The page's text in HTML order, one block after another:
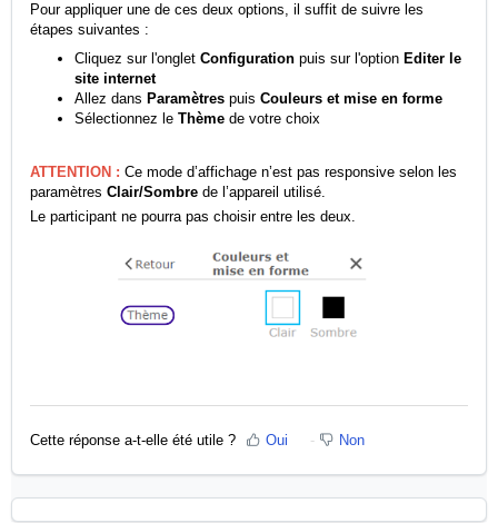
Pour appliquer une de ces deux options, il suffit de suivre les
étapes suivantes :
Cliquez sur l'onglet Configuration puis sur l'option Editer le
site internet
Allez dans Paramètres puis Couleurs et mise en forme
Sélectionnez le Thème de votre choix
ATTENTION : Ce mode d’affichage n’est pas responsive selon les
paramètres Clair/Sombre de l’appareil utilisé.
Le participant ne pourra pas choisir entre les deux.
Cette réponse a-t-elle été utile ? Oui Non